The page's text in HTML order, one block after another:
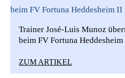
Trainer José-Luis Munoz
beim FV Fortuna
ZUM ARTIKEL